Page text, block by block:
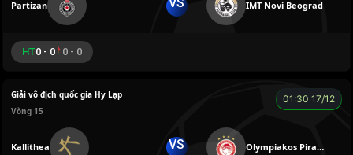
Partizan IMT Novi Beograd
HT0 - 0 0 - 0
Giải vô địch quốc gia Hy Lạp
Vòng 15
01:30 17/12
Kallithea VS Olympiakos Piraeus